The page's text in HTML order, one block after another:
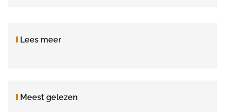
Lees meer
Meest gelezen